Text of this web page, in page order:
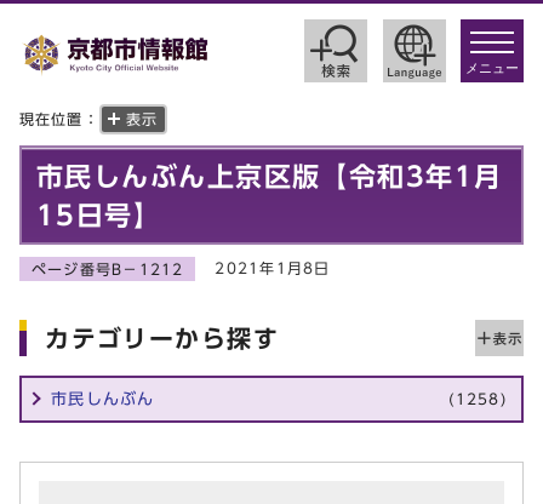
toggle
メニュー
現在位置： 表示
市民しんぶん上京区版【令和3年1月
15日号】
ページ番号B－1212 2021年1月8日
カテゴリーから探す
市民しんぶん (1258)